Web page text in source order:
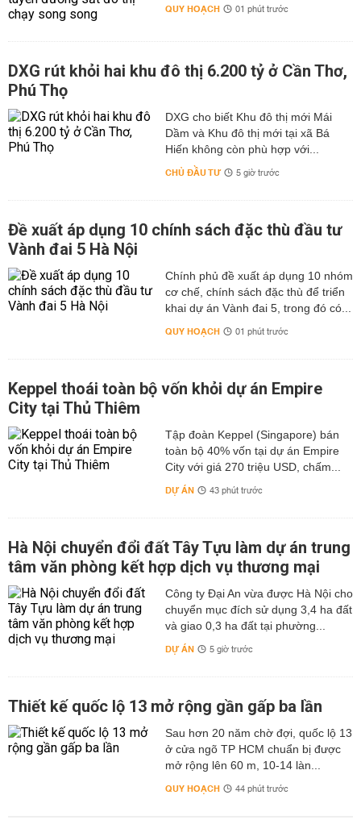
QUY HOẠCH 01 phút trước
DXG rút khỏi hai khu đô thị 6.200 tỷ ở Cần Thơ,
Phú Thọ
DXG cho biết Khu đô thị mới Mái
Dầm và Khu đô thị mới tại xã Bá
Hiến không còn phù hợp với...
CHỦ ĐẦU TƯ 5 giờ trước
Đề xuất áp dụng 10 chính sách đặc thù đầu tư
Vành đai 5 Hà Nội
Chính phủ đề xuất áp dụng 10 nhóm
cơ chế, chính sách đặc thù để triển
khai dự án Vành đai 5, trong đó có...
QUY HOẠCH 01 phút trước
Keppel thoái toàn bộ vốn khỏi dự án Empire
City tại Thủ Thiêm
Tập đoàn Keppel (Singapore) bán
toàn bộ 40% vốn tại dự án Empire
City với giá 270 triệu USD, chấm...
DỰ ÁN 43 phút trước
Hà Nội chuyển đổi đất Tây Tựu làm dự án trung
tâm văn phòng kết hợp dịch vụ thương mại
Công ty Đại An vừa được Hà Nội cho
chuyển mục đích sử dụng 3,4 ha đất
và giao 0,3 ha đất tại phường...
DỰ ÁN 5 giờ trước
Thiết kế quốc lộ 13 mở rộng gần gấp ba lần
Sau hơn 20 năm chờ đợi, quốc lộ 13
ở cửa ngõ TP HCM chuẩn bị được
mở rộng lên 60 m, 10-14 làn...
QUY HOẠCH 44 phút trước